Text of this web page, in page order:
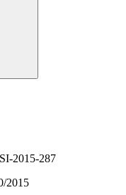
2015-287
2015